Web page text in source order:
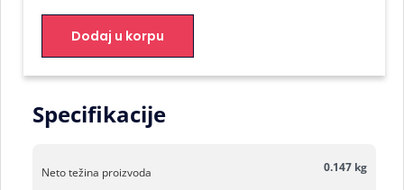
Dodaj u korpu
Specifikacije
Neto težina proizvoda 0.147 kg